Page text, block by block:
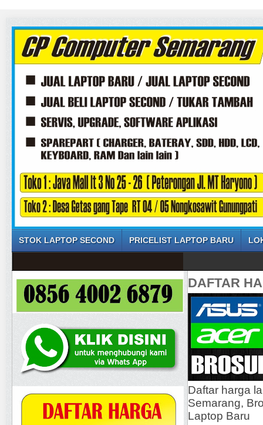
STOK LAPTOP SECOND PRICELIST LAPTOP BARU
DAFTAR
Daftar harga
Semarang,
Laptop Baru